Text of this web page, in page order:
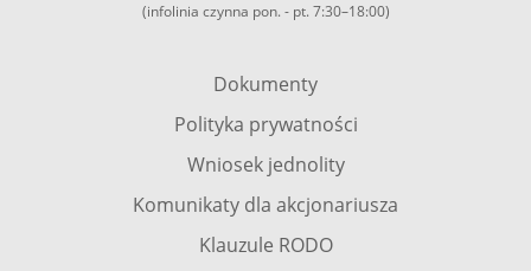
(infolinia czynna pon. - pt. 7:30–18:00)
Dokumenty
Polityka prywatności
Wniosek jednolity
Komunikaty dla akcjonariusza
Klauzule RODO